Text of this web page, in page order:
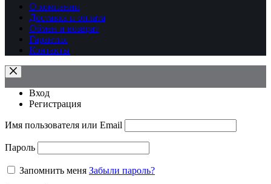
О компании
Доставка и оплата
Обмен и возврат
Гарантия
Контакты
Вход
Регистрация
Имя пользователя или Email
Пароль
Запомнить меня Забыли пароль?